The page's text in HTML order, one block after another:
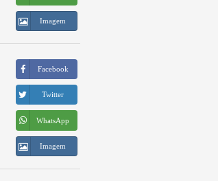
Imagem
Facebook
Twitter
WhatsApp
Imagem